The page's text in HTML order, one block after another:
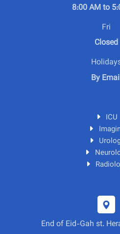
8:00 AM to
Fri
Closed
By
ICU
End of Eid-Gah st.